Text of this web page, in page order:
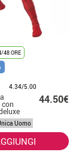
48 ORE
4.34/5.00
con 44.50€
Uomo